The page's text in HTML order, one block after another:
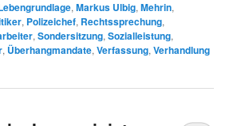
,Markus Ulbig,Mehrin,
, Polizeichef, Rechtssprechung,
,Sondersitzung,Sozialleistung,
, Überhangmandate,Verfassung,Verhandlung